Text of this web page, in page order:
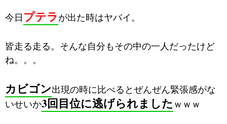
今日 プテラが出た時はヤバイ。
皆走る走る。そんな自分もその中の一人だったけど
ね。。。
カビゴン出現の時に比べるとぜんぜん緊張感がな
いせいか3回目位に逃げられました ｗｗｗ